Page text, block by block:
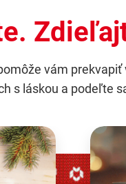
vám
s láskou a podeľte